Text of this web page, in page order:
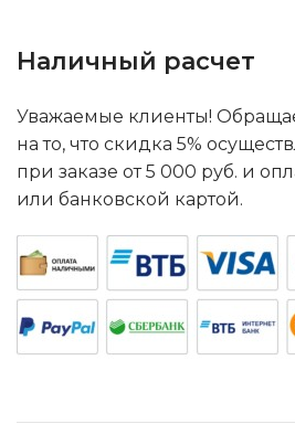
Наличный расчет
Уважаемые клиенты!
на то, что скидка 5%
при заказе от 5 000 руб. и
или банковской картой.